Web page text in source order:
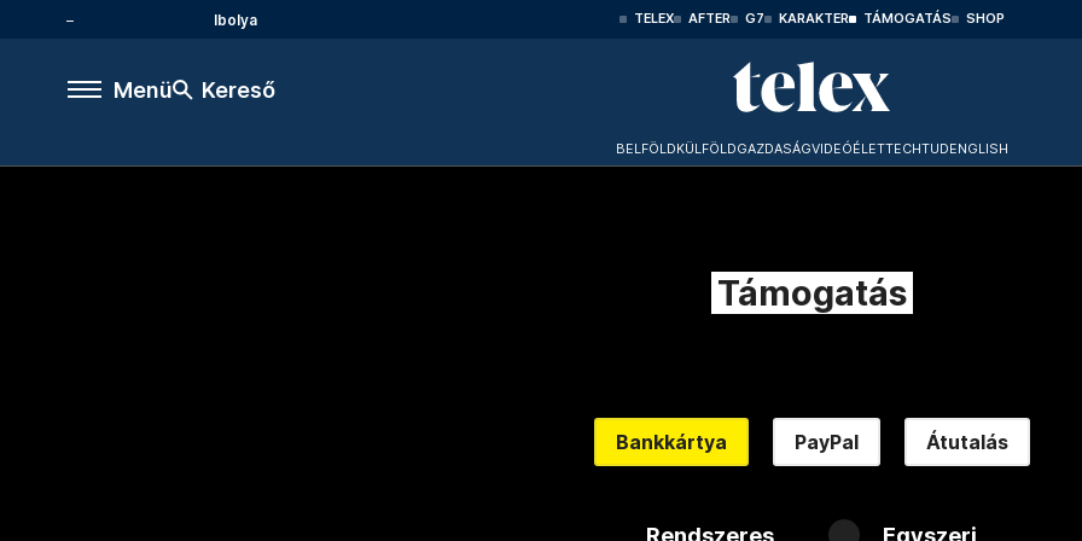
Ibolya TELEX AFTER G7 KARAKTER TÁMOGATÁS SHOP
Menü Kereső
BELFÖLDKÜLFÖLDGAZDASÁGVIDEÓÉLETTECHTUDENGLISH
Támogatás
Bankkártya PayPal Átutalás
Rendszeres Egyszeri